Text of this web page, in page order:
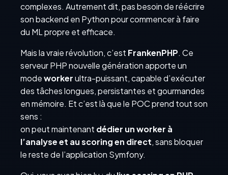
complexes. Autrement dit, pas besoin de réécrire
son backend en Python pour commencer à faire
du ML propre et efficace.
Mais la vraie révolution, c’est FrankenPHP. Ce
serveur PHP nouvelle génération apporte un
modeworkerultra-puissant, capable d’exécuter
des tâches longues, persistantes et gourmandes
en mémoire. Et c’est là que le POC prend tout son
sens :
on peut maintenant dédier un worker à
l’analyse et au scoring en direct, sans bloquer
le reste de l’application Symfony.